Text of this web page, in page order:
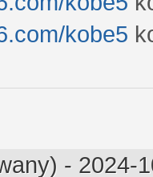
kobe5
- 2024-